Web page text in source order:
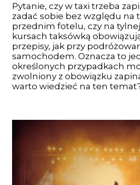
Pytanie, czy w taxi trzeba
zadać sobie bez względu na
przednim fotelu, czy na
kursach taksówką
przepisy, jak przy
samochodem. Oznacza to
określonych przypadkach
zwolniony z obowiązku
warto wiedzieć na ten